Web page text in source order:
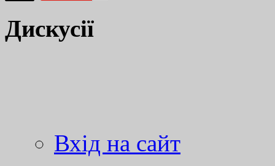
Дискусії
Вхід на сайт